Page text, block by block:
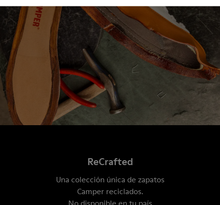
ReCrafted
Una colección única de zapatos
Camper reciclados.
No disponible en tu país